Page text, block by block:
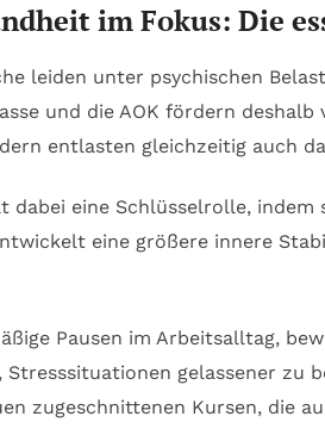
im Fokus: Die
leiden unter psychischen
und die AOK fördern
entlasten gleichzeitig auch
dabei eine Schlüsselrolle,
eine größere innere
Pausen im Arbeitsalltag,
Stresssituationen gelassener
zugeschnittenen Kursen, die